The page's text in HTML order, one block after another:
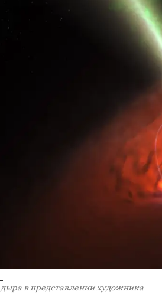
в представлении художника